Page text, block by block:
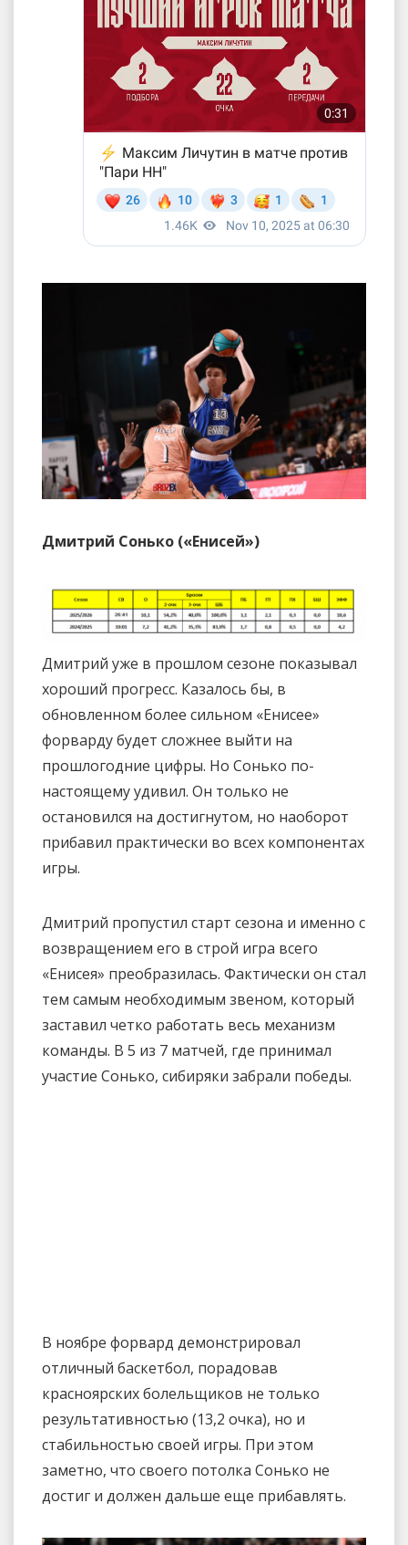
Дмитрий Сонько («Енисей»)
Дмитрий уже в прошлом сезоне показывал
хороший прогресс. Казалось бы, в
обновленном более сильном «Енисее»
форварду будет сложнее выйти на
прошлогодние цифры. Но Сонько по-
настоящему удивил. Он только не
остановился на достигнутом, но наоборот
прибавил практически во всех компонентах
игры.
Дмитрий пропустил старт сезона и именно с
возвращением его в строй игра всего
«Енисея» преобразилась. Фактически он стал
тем самым необходимым звеном, который
заставил четко работать весь механизм
команды. В 5 из 7 матчей, где принимал
участие Сонько, сибиряки забрали победы.
В ноябре форвард демонстрировал
отличный баскетбол, порадовав
красноярских болельщиков не только
результативностью (13,2 очка), но и
стабильностью своей игры. При этом
заметно, что своего потолка Сонько не
достиг и должен дальше еще прибавлять.